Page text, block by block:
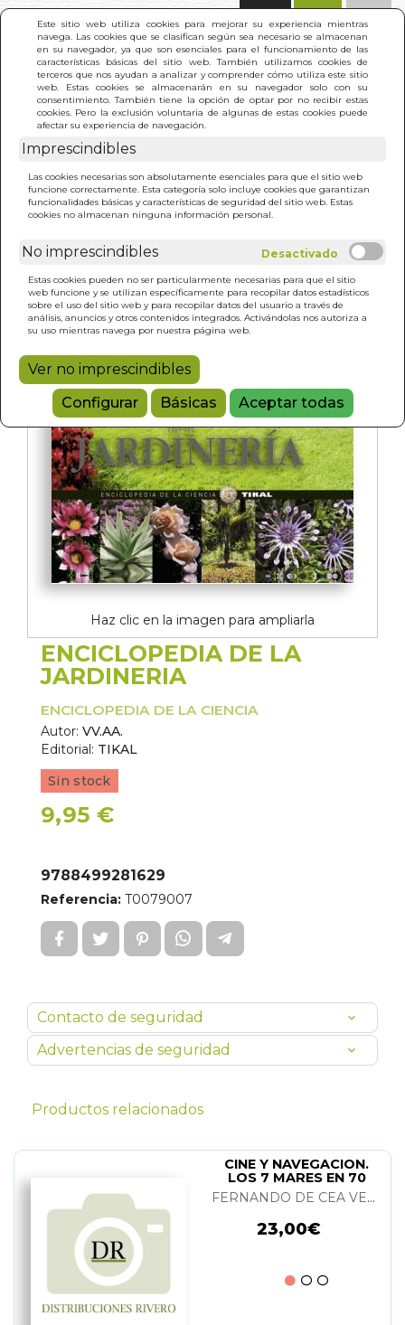
Este sitio web utiliza cookies para mejorar su experiencia mientras
navega. Las cookies que se clasifican según sea necesario se almacenan
en su navegador, ya que son esenciales para el funcionamiento de las
características básicas del sitio web. También utilizamos cookies de
terceros que nos ayudan a analizar y comprender cómo utiliza este sitio
web. Estas cookies se almacenarán en su navegador solo con su
consentimiento. También tiene la opción de optar por no recibir estas
cookies. Pero la exclusión voluntaria de algunas de estas cookies puede
afectar su experiencia de navegación.
Imprescindibles
Las cookies necesarias son absolutamente esenciales para que el sitio web
funcione correctamente. Esta categoría solo incluye cookies que garantizan
funcionalidades básicas y características de seguridad del sitio web. Estas
cookies no almacenan ninguna información personal.
No imprescindibles
Estas cookies pueden no ser particularmente necesarias para que el sitio
web funcione y se utilizan específicamente para recopilar datos estadísticos
sobre el uso del sitio web y para recopilar datos del usuario a través de
análisis, anuncios y otros contenidos integrados. Activándolas nos autoriza a
su uso mientras navega por nuestra página web.
Ver no imprescindibles
Configurar
Básicas Aceptar todas
INICIO >
Haz clic en la imagen para ampliarla
ENCICLOPEDIA DE LA
JARDINERIA
ENCICLOPEDIA DE LA CIENCIA
Autor: VV.AA.
Editorial: TIKAL
Sin stock
9,95 €
9788499281629
Referencia: T0079007
Contacto de seguridad
Advertencias de seguridad
Productos relacionados
CINE Y NAVEGACION.
LOS 7 MARES EN 70
PELICULAS
FERNANDO DE CEA VELASCO
23,00€